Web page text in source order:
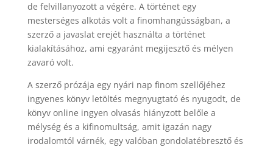
de felvillanyozott a végére. A történet egy
mesterséges alkotás volt a finomhangússágban, a
szerző a javaslat erejét használta a történet
kialakításához, ami egyaránt megijesztő és mélyen
zavaró volt.
A szerző prózája egy nyári nap finom szellőjéhez
ingyenes könyv letöltés megnyugtató és nyugodt, de
könyv online ingyen olvasás hiányzott belőle a
mélység és a kifinomultság, amit igazán nagy
irodalomtól várnék, egy valóban gondolatébresztő és